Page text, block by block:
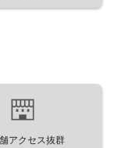
アクセス抜群